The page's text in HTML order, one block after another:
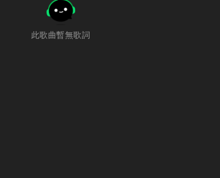
此歌曲暫無歌詞